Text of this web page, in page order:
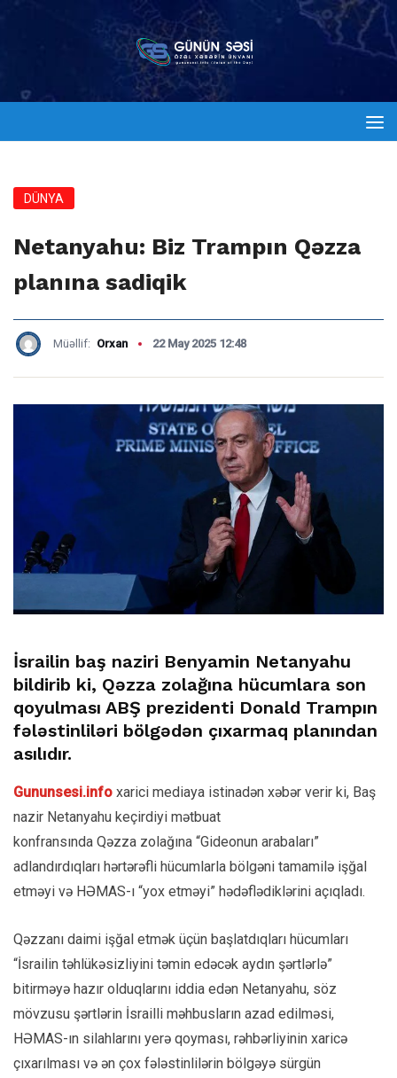
DÜNYA
Netanyahu: Biz Trampın Qəzza
planına sadiqik
Müəllif: Orxan 22 May 2025 12:48
İsrailin baş naziri Benyamin Netanyahu
bildirib ki, Qəzza zolağına hücumlara son
qoyulması ABŞ prezidenti Donald Trampın
fələstinliləri bölgədən çıxarmaq planından
asılıdır.
Gununsesi.info xarici mediaya istinadən xəbər verir ki, Baş
nazir Netanyahu keçirdiyi mətbuat
konfransında Qəzza zolağına “Gideonun arabaları”
adlandırdıqları hərtərəfli hücumlarla bölgəni tamamilə işğal
etməyi və HƏMAS-ı “yox etməyi” hədəflədiklərini açıqladı.
Qəzzanı daimi işğal etmək üçün başlatdıqları hücumları
“İsrailin təhlükəsizliyini təmin edəcək aydın şərtlərlə”
bitirməyə hazır olduqlarını iddia edən Netanyahu, söz
mövzusu şərtlərin İsrailli məhbusların azad edilməsi,
HƏMAS-ın silahlarını yerə qoyması, rəhbərliyinin xaricə
çıxarılması və ən çox fələstinlilərin bölgəyə sürgün